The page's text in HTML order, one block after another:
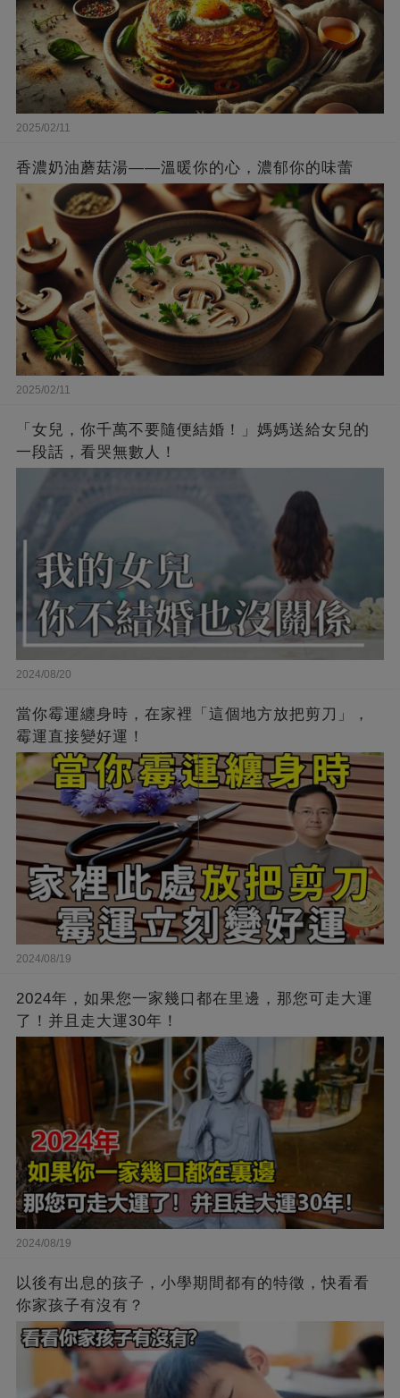
2025/02/11
香濃奶油蘑菇湯——溫暖你的心，濃郁你的味蕾
2025/02/11
「女兒，你千萬不要隨便結婚！」媽媽送給女兒的
一段話，看哭無數人！
2024/08/20
當你霉運纏身時，在家裡「這個地方放把剪刀」，
霉運直接變好運！
2024/08/19
2024年，如果您一家幾口都在里邊，那您可走大運
了！并且走大運30年！
2024/08/19
以後有出息的孩子，小學期間都有的特徵，快看看
你家孩子有沒有？